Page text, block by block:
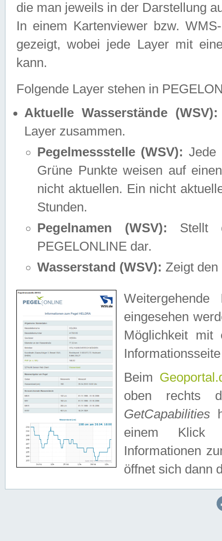
die man jeweils in der Darstellung
In einem Kartenviewer bzw.
gezeigt, wobei jede Layer mit
kann.
Folgende Layer stehen in
Aktuelle Wasserstände (WSV):
Layer zusammen.
Pegelmessstelle (WSV): Jede
Grüne Punkte weisen auf
nicht aktuellen. Ein nicht
Stunden.
Pegelnamen (WSV): Stellt
PEGELONLINE dar.
Wasserstand (WSV): Zeigt den
eingesehen
Möglichkeit mit
Beim
oben rechts
GetCapabilities
einem Klick
Informationen
öffnet sich dann